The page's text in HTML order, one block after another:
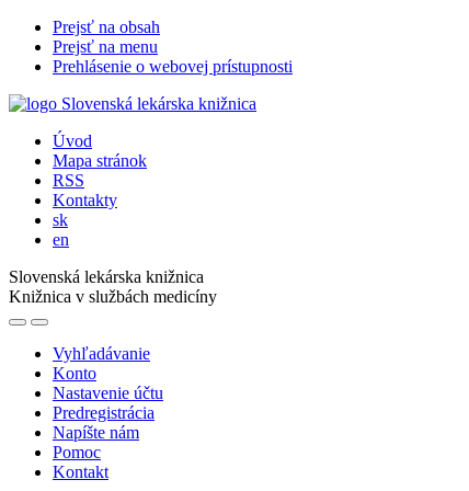
Prejsť na obsah
Prejsť na menu
Prehlásenie o webovej prístupnosti
Úvod
Mapa stránok
RSS
Kontakty
sk
en
Slovenská lekárska knižnica
Knižnica v službách medicíny
Vyhľadávanie
Konto
Nastavenie účtu
Predregistrácia
Napíšte nám
Pomoc
Kontakt